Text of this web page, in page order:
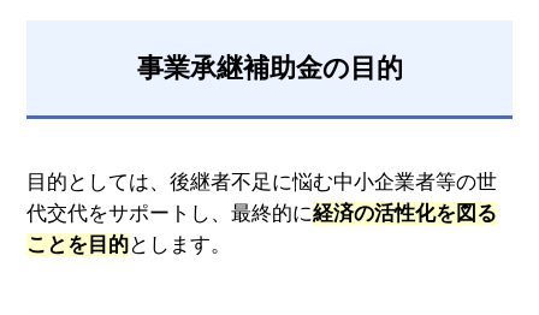
事業承継補助金の目的
目的としては、後継者不足に悩む中小企業者等の世
代交代をサポートし、最終的に経済の活性化を図る
ことを目的とします。